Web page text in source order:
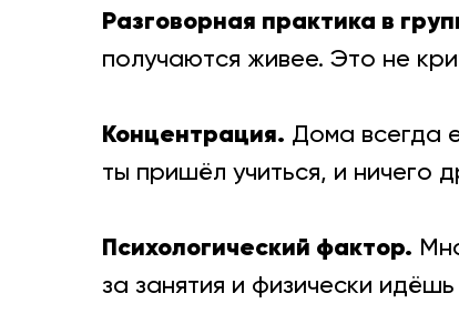
Разговорная практика в
получаются живее. Это не
Концентрация. Дома всегда
ты пришёл учиться, и ничего
Психологический фактор.
за занятия и физически